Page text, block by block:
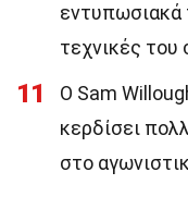
εντυπωσιακά
τεχνικές
11
Ο Sam
κερδίσει
στο